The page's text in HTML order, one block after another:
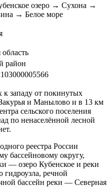
озеро → Сухона →
→ Белое море
район
к западу от покинутых
и Манылово и в 13 км
сельского поселения
по ненаселённой лесной
реестра России
бассейновому округу,
— озеро Кубенское и реки
гидроузла, речной
бассейн реки — Северная